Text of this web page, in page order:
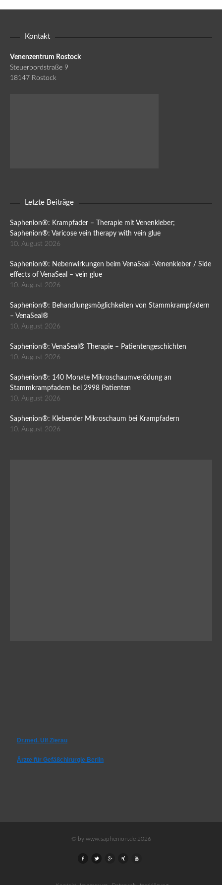
Kontakt
Venenzentrum Rostock
Steuerbordstraße 9
18147 Rostock
Letzte Beiträge
Saphenion®: Krampfader – Therapie mit Venenkleber;
Saphenion®: Varicose vein therapy with vein glue
10. August 2026
Saphenion®: Nebenwirkungen beim VenaSeal -Venenkleber / Side
effects of VenaSeal – vein glue
10. August 2026
Saphenion®: Behandlungsmöglichkeiten von Stammkrampfadern
– VenaSeal®
10. August 2026
Saphenion®: VenaSeal® Therapie – Patientengeschichten
10. August 2026
Saphenion®: 140 Monate Mikroschaumverödung an
Stammkrampfadern bei 2998 Patienten
10. August 2026
Saphenion®: Klebender Mikroschaum bei Krampfadern
10. August 2026
Dr.med. Ulf Zierau
Ärzte für Gefäßchirurgie Berlin
© by www.saphenion.de 2026